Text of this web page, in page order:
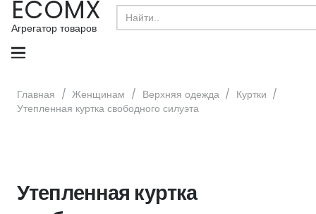
ECOMX
Агрегатор товаров
Search
for:
Главная / Женщинам / Верхняя одежда / Куртки /
Утепленная куртка свободного силуэта
Утепленная куртка